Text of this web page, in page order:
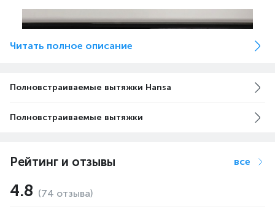
Читать полное описание
Полновстраиваемые вытяжки Hansa
Полновстраиваемые вытяжки
Рейтинг и отзывы все
4.8 (74 отзыва)